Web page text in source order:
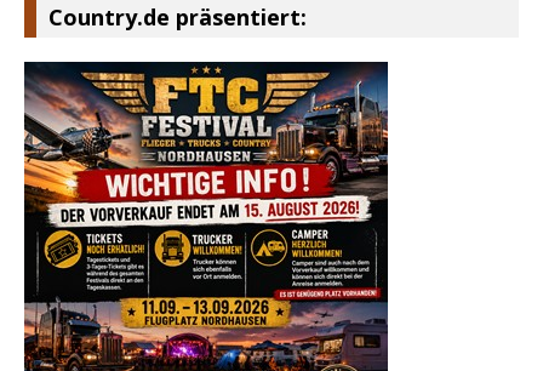
Country.de präsentiert: